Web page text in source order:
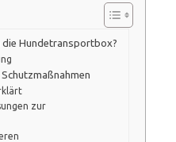
Hundetransportbox?
zur